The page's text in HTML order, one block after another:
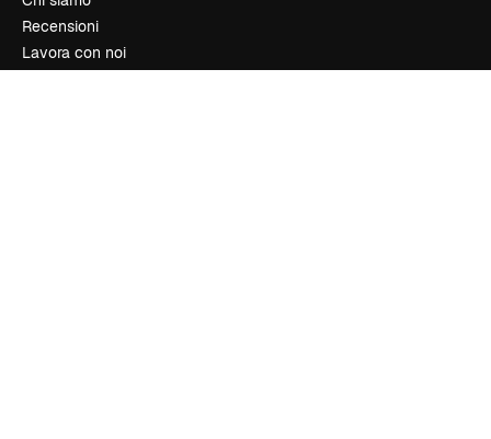
Recensioni
Lavora con noi